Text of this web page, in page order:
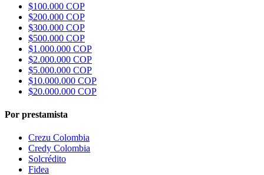
$100.000 COP
$200.000 COP
$300.000 COP
$500.000 COP
$1.000.000 COP
$2.000.000 COP
$5.000.000 COP
$10.000.000 COP
$20.000.000 COP
Por prestamista
Crezu Colombia
Credy Colombia
Solcrédito
Fidea